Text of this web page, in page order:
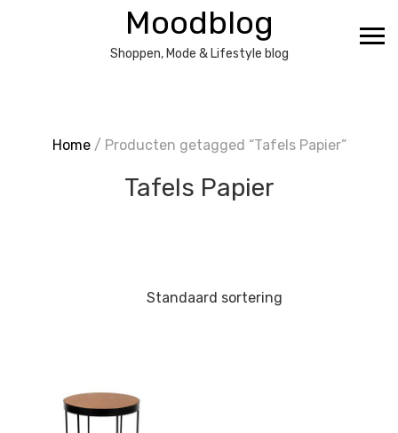
Moodblog
Shoppen, Mode & Lifestyle blog
Home/ Producten getagged “Tafels Papier”
Tafels Papier